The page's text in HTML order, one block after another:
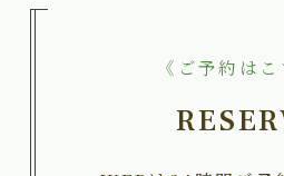
《ご予約はこ